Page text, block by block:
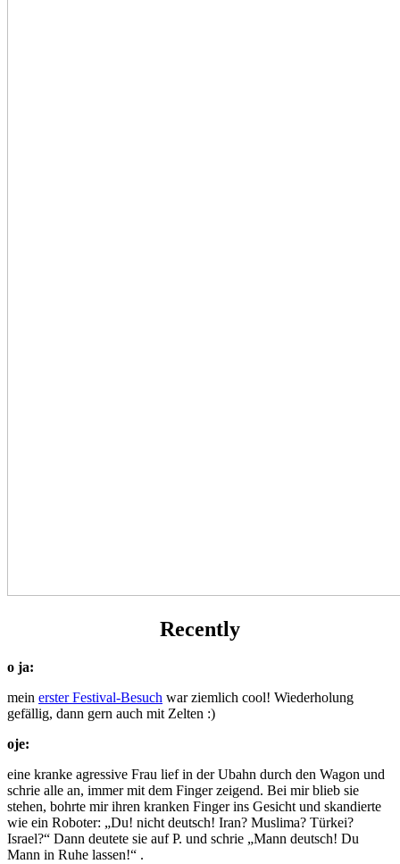
Recently
o ja:
mein erster Festival-Besuch war ziemlich cool! Wiederholung
gefällig, dann gern auch mit Zelten :)
oje:
eine kranke agressive Frau lief in der Ubahn durch den Wagon und
schrie alle an, immer mit dem Finger zeigend. Bei mir blieb sie
stehen, bohrte mir ihren kranken Finger ins Gesicht und skandierte
wie ein Roboter: „Du! nicht deutsch! Iran? Muslima? Türkei?
Israel?“ Dann deutete sie auf P. und schrie „Mann deutsch! Du
Mann in Ruhe lassen!“ .